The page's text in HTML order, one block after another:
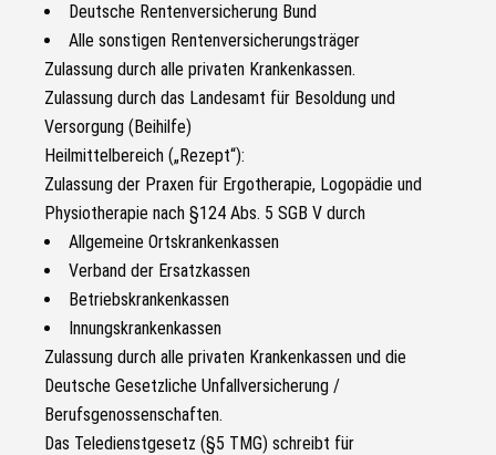
Deutsche Rentenversicherung Bund
Alle sonstigen Rentenversicherungsträger
Zulassung durch alle privaten Krankenkassen.
Zulassung durch das Landesamt für Besoldung und
Versorgung (Beihilfe)
Heilmittelbereich („Rezept“):
Zulassung der Praxen für Ergotherapie, Logopädie und
Physiotherapie nach §124 Abs. 5 SGB V durch
Allgemeine Ortskrankenkassen
Verband der Ersatzkassen
Betriebskrankenkassen
Innungskrankenkassen
Zulassung durch alle privaten Krankenkassen und die
Deutsche Gesetzliche Unfallversicherung /
Berufsgenossenschaften.
Das Teledienstgesetz (§5 TMG) schreibt für